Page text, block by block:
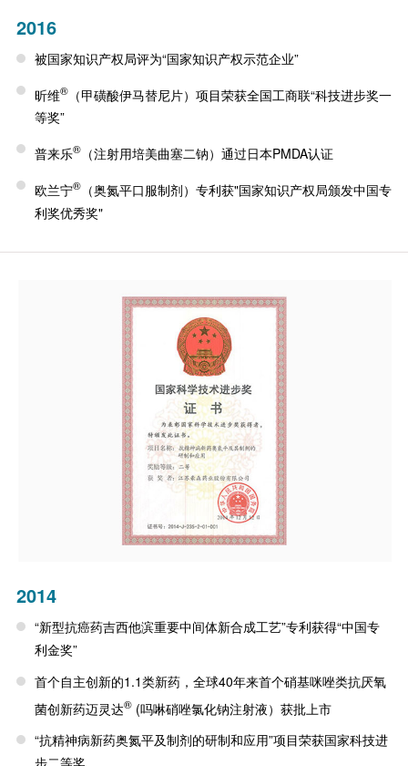
2016
被国家知识产权局评为“国家知识产权示范企业”
昕维®（甲磺酸伊马替尼片）项目荣获全国工商联“科技进步奖一
等奖”
普来乐®（注射用培美曲塞二钠）通过日本PMDA认证
欧兰宁®（奥氮平口服制剂）专利获"国家知识产权局颁发中国专
利奖优秀奖"
2014
“新型抗癌药吉西他滨重要中间体新合成工艺”专利获得“中国专
利金奖”
首个自主创新的1.1类新药，全球40年来首个硝基咪唑类抗厌氧
菌创新药迈灵达®(吗啉硝唑氯化钠注射液）获批上市
“抗精神病新药奥氮平及制剂的研制和应用”项目荣获国家科技进